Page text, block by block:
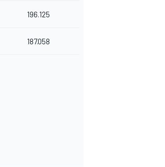
196.125
187.058